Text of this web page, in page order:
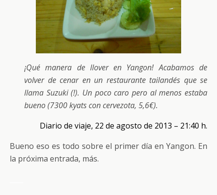
¡Qué manera de llover en Yangon! Acabamos de
volver de cenar en un restaurante tailandés que se
llama Suzuki (!). Un poco caro pero al menos estaba
bueno (7300 kyats con cervezota, 5,6€).
Diario de viaje, 22 de agosto de 2013 – 21:40 h.
Bueno eso es todo sobre el primer día en Yangon. En
la próxima entrada, más.